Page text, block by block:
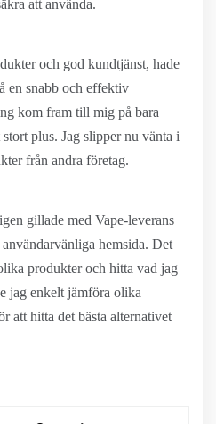
att använda.
och god kundtjänst, hade
en snabb och effektiv
kom fram till mig på bara
plus. Jag slipper nu vänta i
från andra företag.
gillade med Vape-leverans
hemsida. Det
produkter och hitta vad jag
jag enkelt jämföra olika
att hitta det bästa alternativet